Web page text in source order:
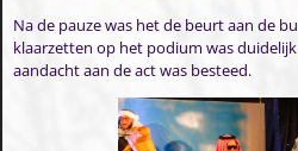
Na de pauze was het de beurt aan de
klaarzetten op het podium was
aandacht aan de act was besteed.